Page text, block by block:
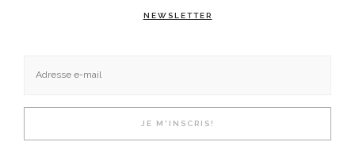
NEWSLETTER